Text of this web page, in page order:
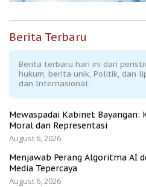
Berita Terbaru
Berita terbaru hari ini dari
hukum, berita unik, Politik, dan
dan Internasional.
Mewaspadai Kabinet
Moral dan Representasi
August 6, 2026
Menjawab Perang Algoritma AI
Media Tepercaya
August 6, 2026